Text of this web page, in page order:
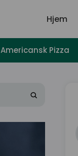
Hjem
Americansk Pizza